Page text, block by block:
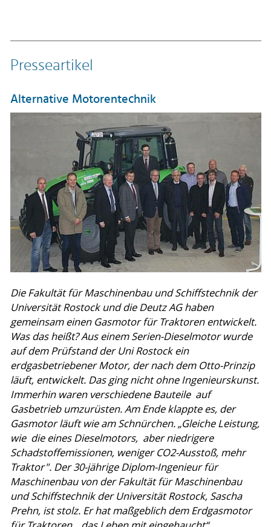
Presseartikel
Alternative Motorentechnik
Die Fakultät für Maschinenbau und Schiffstechnik der
Universität Rostock und die Deutz AG haben
gemeinsam einen Gasmotor für Traktoren entwickelt.
Was das heißt? Aus einem Serien-Dieselmotor wurde
auf dem Prüfstand der Uni Rostock ein
erdgasbetriebener Motor, der nach dem Otto-Prinzip
läuft, entwickelt. Das ging nicht ohne Ingenieurskunst.
Immerhin waren verschiedene Bauteile auf
Gasbetrieb umzurüsten. Am Ende klappte es, der
Gasmotor läuft wie am Schnürchen. „Gleiche Leistung,
wie die eines Dieselmotors, aber niedrigere
Schadstoffemissionen, weniger CO2-Ausstoß, mehr
Traktor". Der 30-jährige Diplom-Ingenieur für
Maschinenbau von der Fakultät für Maschinenbau
und Schiffstechnik der Universität Rostock, Sascha
Prehn, ist stolz. Er hat maßgeblich dem Erdgasmotor